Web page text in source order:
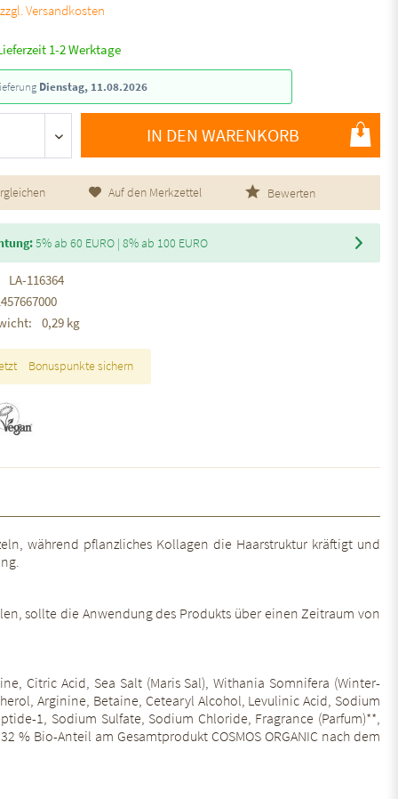
zzgl. Versandkosten
1-2 Werktage
Dienstag, 11.08.2026
IN DEN WARENKORB
Auf den Merkzettel Bewerten
5% ab 60 EURO | 8% ab 100 EURO
LA-116364
0,29 kg
Bonuspunkte sichern
während pflanzliches Kollagen die Haarstruktur kräftigt und
sollte die Anwendung des Produkts über einen Zeitraum von
Citric Acid, Sea Salt (Maris Sal), Withania Somnifera (Winter-
Arginine, Betaine, Cetearyl Alcohol, Levulinic Acid, Sodium
1, Sodium Sulfate, Sodium Chloride, Fragrance (Parfum)**,
Bio-Anteil am Gesamtprodukt COSMOS ORGANIC nach dem